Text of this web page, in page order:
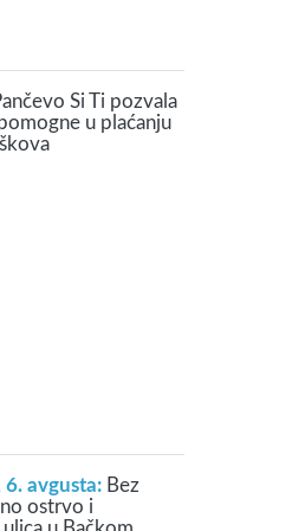
Si Ti pozvala
u plaćanju
avgusta: Bez
ostrvo i